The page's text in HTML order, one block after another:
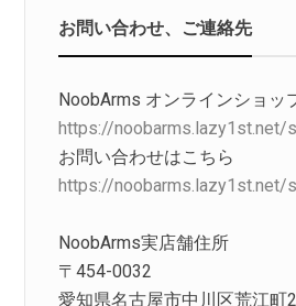
お問い合わせ、ご連絡先
NoobArms オンラインショッ
https://noobarms.lazy1st.net/
お問い合わせはこちら
https://noobarms.lazy1st.net/
NoobArms実店舗住所
〒454-0032
愛知県名古屋市中川区荒江町